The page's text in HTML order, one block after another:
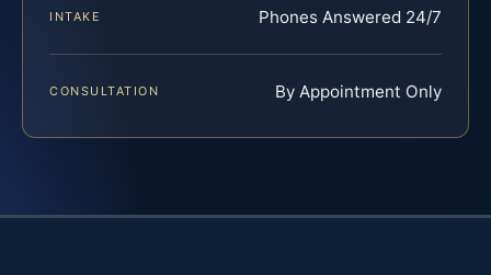
INTAKE Phones Answered 24/7
CONSULTATION By Appointment Only